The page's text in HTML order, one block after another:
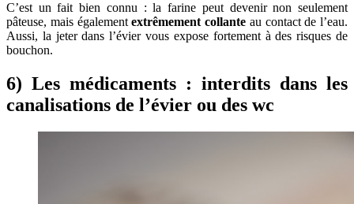
C’est un fait bien connu : la farine peut devenir non seulement
pâteuse, mais égalementextrêmement collante au contact de l’eau.
Aussi, la jeter dans l’évier vous expose fortement à des risques de
bouchon.
6) Les médicaments : interdits dans les
canalisations de l’évier ou des wc